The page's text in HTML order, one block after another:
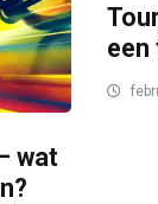
wat
een